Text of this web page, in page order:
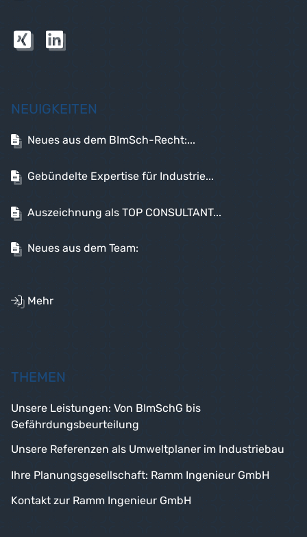
NEUIGKEITEN
Neues aus dem BImSch-Recht:...
Gebündelte Expertise für Industrie...
Auszeichnung als TOP CONSULTANT...
Neues aus dem Team:
Mehr
THEMEN
Unsere Leistungen: Von BImSchG bis
Gefährdungsbeurteilung
Unsere Referenzen als Umweltplaner im Industriebau
Ihre Planungsgesellschaft: Ramm Ingenieur GmbH
Kontakt zur Ramm Ingenieur GmbH